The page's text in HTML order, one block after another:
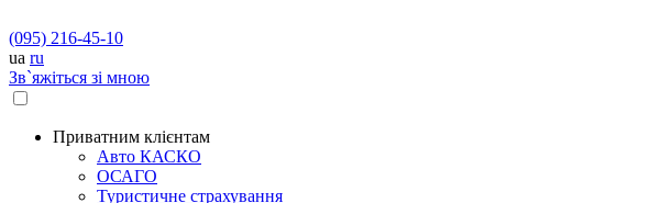
(095) 216-45-10
ua ru
Зв`яжіться зі мною
Приватним клієнтам
Авто КАСКО
OСАГО
Туристичне страхування